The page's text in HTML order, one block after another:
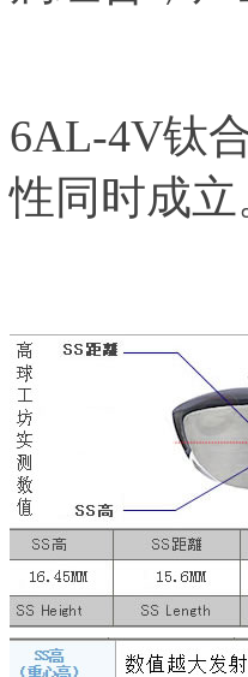
6AL-4V钛
性同时成立